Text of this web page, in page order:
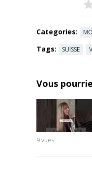
Categories:
Tags: SUISSE
Vous
9vues